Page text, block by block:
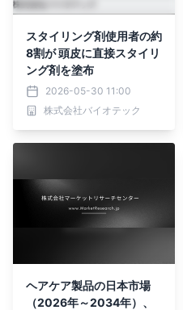
スタイリング剤使用者の約
8割が 頭皮に直接スタイリ
ング剤を塗布
2026-05-30 11:00
株式会社バイオテック
ヘアケア製品の日本市場
（2026年～2034年）、